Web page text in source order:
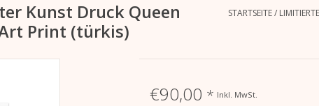
Kunst Druck Queen
Print (türkis)
STARTSEITE/
€90,00 * Inkl. MwSt.